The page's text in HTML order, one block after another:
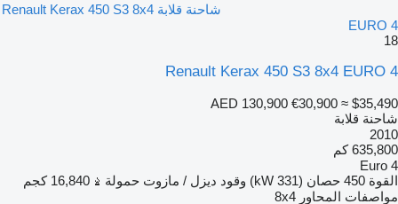
شاحنة قلابة Renault Kerax 450 S3 8x4
EURO 4
18
Renault Kerax 450 S3 8x4 EURO 4
AED 130,900 €30,900 ≈ $35,490
شاحنة قلابة
2010
635,800 كم
Euro 4
القوة 450 حصان (331 kW) وقود ديزل / مازوت حمولة
16,840 كجم
مواصفات المحاور 8x4